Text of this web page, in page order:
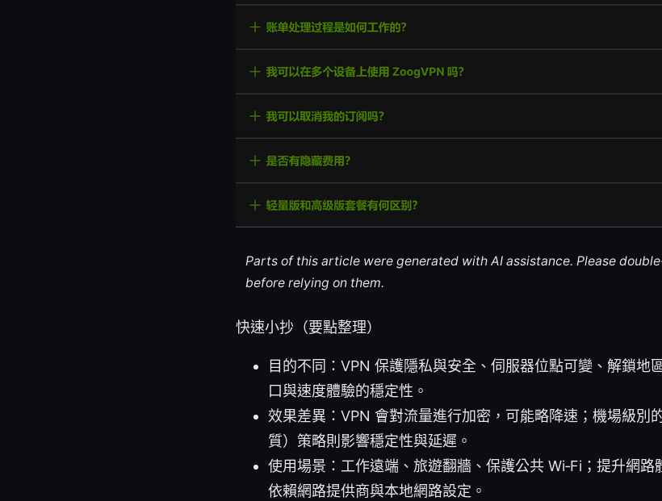
Parts of this article were generated with AI assistance. Please
before relying on them.
快速小抄（要點整理）
目的不同：VPN 保護隱私與安全、伺服器位點可變、解鎖地
口與速度體驗的穩定性。
效果差異：VPN 會對流量進行加密，可能略降速；機場級別
質）策略則影響穩定性與延遲。
使用場景：工作遠端、旅遊翻牆、保護公共 Wi‑Fi；提升網
依賴網路提供商與本地網路設定。